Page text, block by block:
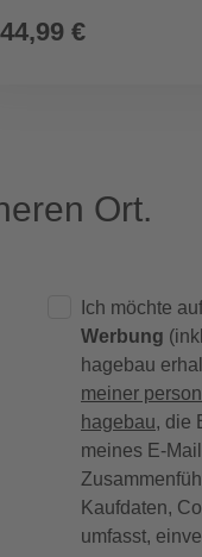
44,99 €
Ort.
Ich möchte
Werbung
hagebau
meiner
hagebau, die
meines E-
Kaufdaten,
umfasst,